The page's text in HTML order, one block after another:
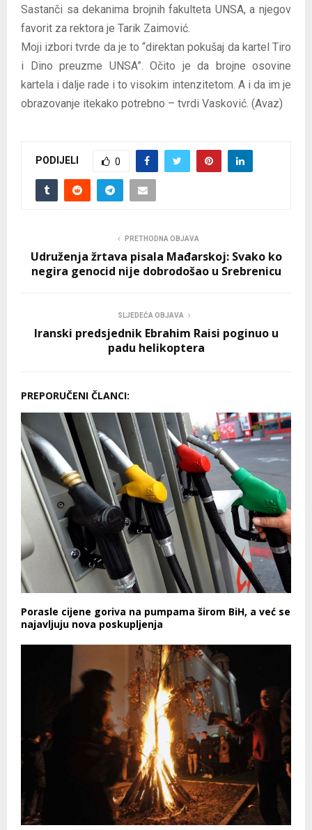
Sastanči sa dekanima brojnih fakulteta UNSA, a njegov
favorit za rektora je Tarik Zaimović.
Moji izbori tvrde da je to “direktan pokušaj da kartel Tiro
i Dino preuzme UNSA”. Očito je da brojne osovine
kartela i dalje rade i to visokim intenzitetom. A i da im je
obrazovanje itekako potrebno – tvrdi Vasković. (Avaz)
PODIJELI 0
PRETHODNA OBJAVA
Udruženja žrtava pisala Mađarskoj: Svako ko
negira genocid nije dobrodošao u Srebrenicu
SLJEDEĆA OBJAVA
Iranski predsjednik Ebrahim Raisi poginuo u
padu helikoptera
PREPORUČENI ČLANCI:
Porasle cijene goriva na pumpama širom BiH, a već se
najavljuju nova poskupljenja